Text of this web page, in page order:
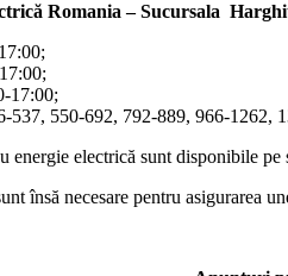
Romania – Sucursala
17:00;
537, 550-692, 792-889, 966-
energie electrică sunt disponibile pe
însă necesare pentru asigurarea